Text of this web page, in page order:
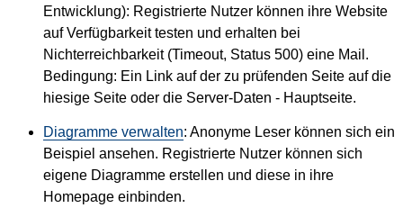
Entwicklung): Registrierte Nutzer können ihre Website
auf Verfügbarkeit testen und erhalten bei
Nichterreichbarkeit (Timeout, Status 500) eine Mail.
Bedingung: Ein Link auf der zu prüfenden Seite auf die
hiesige Seite oder die Server-Daten - Hauptseite.
Diagramme verwalten: Anonyme Leser können sich ein
Beispiel ansehen. Registrierte Nutzer können sich
eigene Diagramme erstellen und diese in ihre
Homepage einbinden.